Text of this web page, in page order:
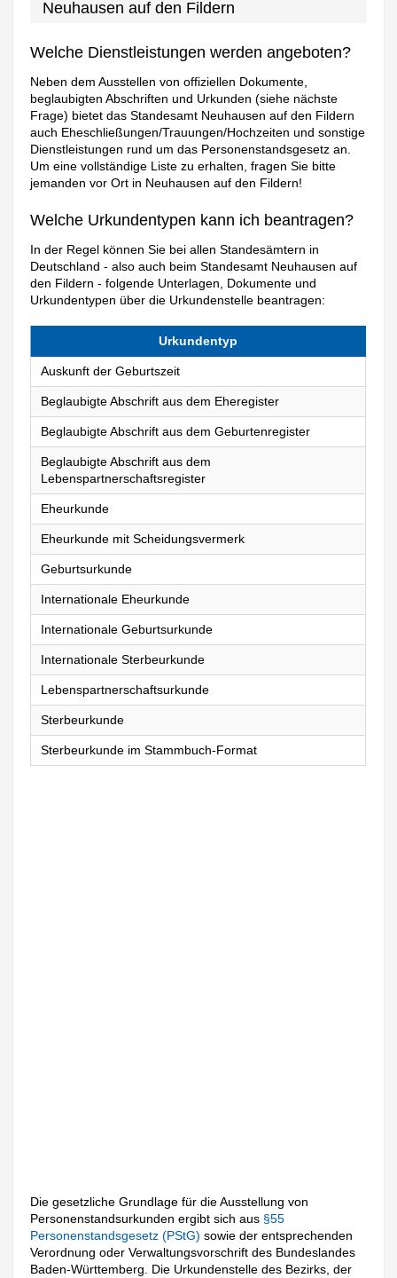
Neuhausen auf den Fildern
Welche Dienstleistungen werden angeboten?
Neben dem Ausstellen von offiziellen Dokumente,
beglaubigten Abschriften und Urkunden (siehe nächste
Frage) bietet das Standesamt Neuhausen auf den Fildern
auch Eheschließungen/Trauungen/Hochzeiten und sonstige
Dienstleistungen rund um das Personenstandsgesetz an.
Um eine vollständige Liste zu erhalten, fragen Sie bitte
jemanden vor Ort in Neuhausen auf den Fildern!
Welche Urkundentypen kann ich beantragen?
In der Regel können Sie bei allen Standesämtern in
Deutschland - also auch beim Standesamt Neuhausen auf
den Fildern - folgende Unterlagen, Dokumente und
Urkundentypen über die Urkundenstelle beantragen:
Urkundentyp
Auskunft der Geburtszeit
Beglaubigte Abschrift aus dem Eheregister
Beglaubigte Abschrift aus dem Geburtenregister
Beglaubigte Abschrift aus dem
Lebenspartnerschaftsregister
Eheurkunde
Eheurkunde mit Scheidungsvermerk
Geburtsurkunde
Internationale Eheurkunde
Internationale Geburtsurkunde
Internationale Sterbeurkunde
Lebenspartnerschaftsurkunde
Sterbeurkunde
Sterbeurkunde im Stammbuch-Format
Die gesetzliche Grundlage für die Ausstellung von
Personenstandsurkunden ergibt sich aus §55
Personenstandsgesetz (PStG)sowie der entsprechenden
Verordnung oder Verwaltungsvorschrift des Bundeslandes
Baden-Württemberg. Die Urkundenstelle des Bezirks, der